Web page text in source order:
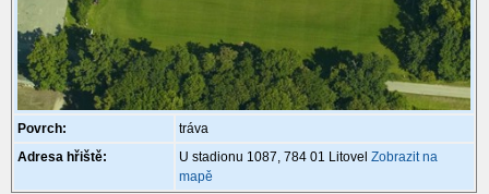
Povrch:
tráva
Adresa hřiště:
U stadionu 1087, 784 01 LitovelZobrazit na
mapě